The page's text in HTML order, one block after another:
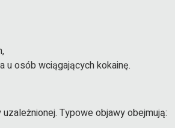
u osób wciągających kokainę.
Typowe objawy obejmują: